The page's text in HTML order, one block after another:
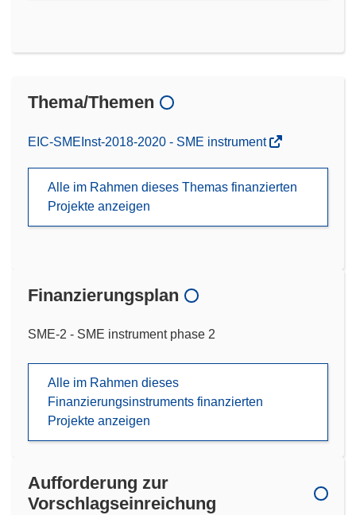
Thema/Themen
EIC-SMEInst-2018-2020 - SME instrument
Alle im Rahmen dieses Themas finanzierten
Projekte anzeigen
Finanzierungsplan
SME-2 - SME instrument phase 2
Alle im Rahmen dieses
Finanzierungsinstruments finanzierten
Projekte anzeigen
Aufforderung zur
Vorschlagseinreichung